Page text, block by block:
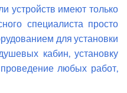
устройств имеют только
специалиста просто
для установки
кабин, установку
любых работ,